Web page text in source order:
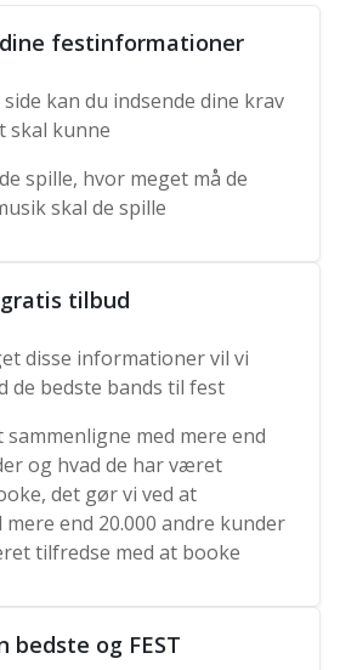
dine festinformationer
kan du indsende dine krav
skal kunne
spille, hvor meget må de
skal de spille
tilbud
disse informationer vil vi
de bedste bands til fest
med mere end
og hvad de har været
det gør vi ved at
end 20.000 andre kunder
tilfredse med at booke
bedste og FEST